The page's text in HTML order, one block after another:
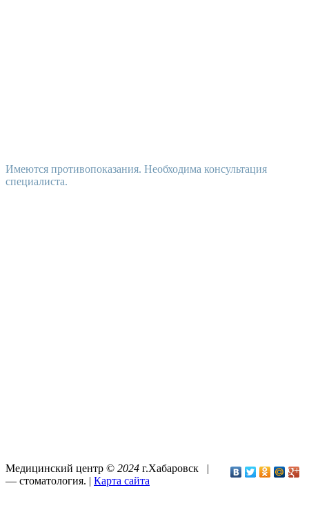
Имеются противопоказания. Необходима консультация
специалиста.
Медицинский центр © 2024 г.Хабаровск |
— стоматология. | Карта сайта